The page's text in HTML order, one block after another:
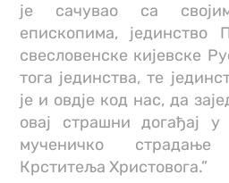
је сачувао са
епископима, јединство
свесловенске кијевске
тога јединства, те
је и овдје код нас, да
овај страшни догађај
мученичко
Крститеља Христовога.”